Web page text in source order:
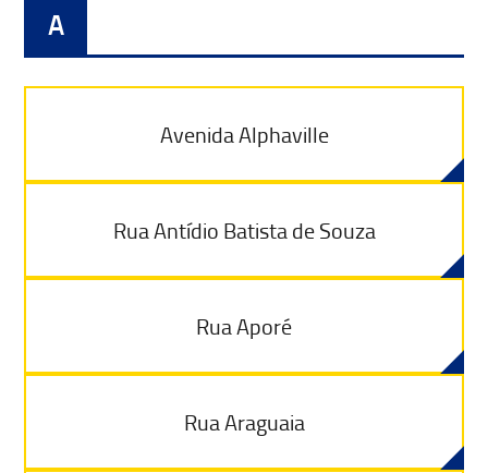
A
Avenida Alphaville
Rua Antídio Batista de Souza
Rua Aporé
Rua Araguaia